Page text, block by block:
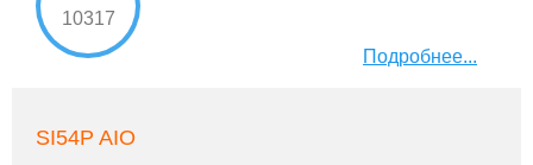
10317
Подробнее...
SI54P AIO